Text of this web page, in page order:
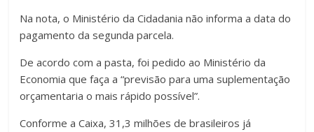
Na nota, o Ministério da Cidadania não informa a data do
pagamento da segunda parcela.
De acordo com a pasta, foi pedido ao Ministério da
Economia que faça a “previsão para uma suplementação
orçamentaria o mais rápido possível”.
Conforme a Caixa, 31,3 milhões de brasileiros já